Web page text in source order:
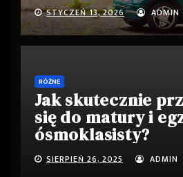
STYCZEŃ 13, 2026 ADMIN
RÓŻNE
Jak skutecznie
się do matury i
ósmoklasisty?
SIERPIEŃ 26, 2025 ADMIN